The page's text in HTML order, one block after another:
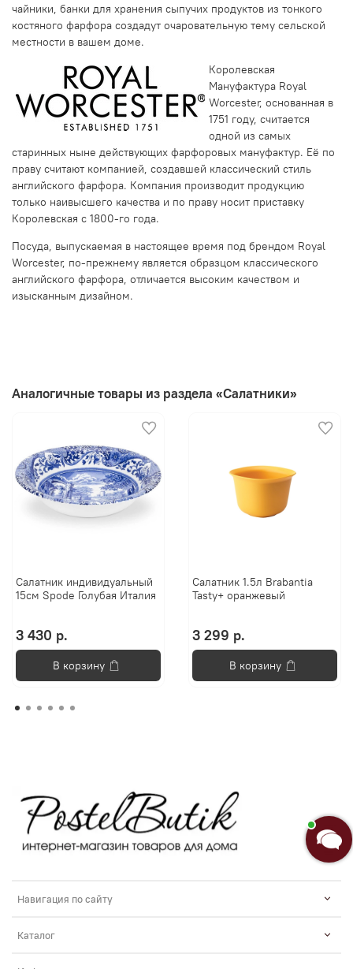
чайники, банки для хранения сыпучих продуктов из тонкого
костяного фарфора создадут очаровательную тему сельской
местности в вашем доме.
Королевская
Мануфактура Royal
Worcester, основанная в
1751 году, считается
одной из самых
старинных ныне действующих фарфоровых мануфактур. Её по
праву считают компанией, создавшей классический стиль
английского фарфора. Компания производит продукцию
только наивысшего качества и по праву носит приставку
Королевская с 1800-го года.
Посуда, выпускаемая в настоящее время под брендом Royal
Worcester, по-прежнему является образцом классического
английского фарфора, отличается высоким качеством и
изысканным дизайном.
Аналогичные товары из раздела «Салатники»
Салатник индивидуальный
15см Spode Голубая Италия
3 430 р.
В корзину
Салатник 1.5л Brabantia
Tasty+ оранжевый
3 299 р.
В корзину
Навигация по сайту
Каталог